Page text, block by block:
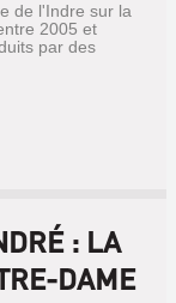
de l'Indre sur la
2005 et
par des
: LA
DAME